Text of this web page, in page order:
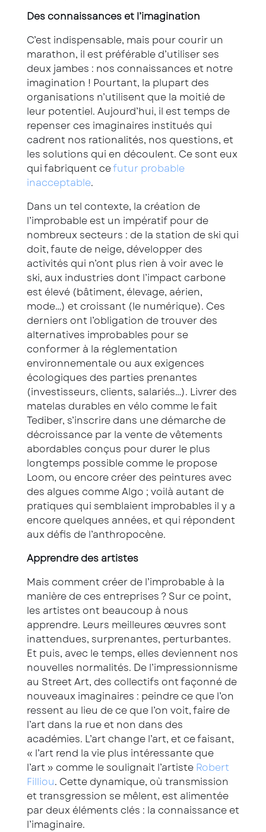
Des connaissances et l’imagination
C’est indispensable, mais pour courir un
marathon, il est préférable d’utiliser ses
deux jambes : nos connaissances et notre
imagination ! Pourtant, la plupart des
organisations n’utilisent que la moitié de
leur potentiel. Aujourd’hui, il est temps de
repenser ces imaginaires institués qui
cadrent nos rationalités, nos questions, et
les solutions qui en découlent. Ce sont eux
qui fabriquent cefutur probable
inacceptable.
Dans un tel contexte, la création de
l’improbable est un impératif pour de
nombreux secteurs : de la station de ski qui
doit, faute de neige, développer des
activités qui n’ont plus rien à voir avec le
ski, aux industries dont l’impact carbone
est élevé (bâtiment, élevage, aérien,
mode…) et croissant (le numérique). Ces
derniers ont l’obligation de trouver des
alternatives improbables pour se
conformer à la réglementation
environnementale ou aux exigences
écologiques des parties prenantes
(investisseurs, clients, salariés…). Livrer des
matelas durables en vélo comme le fait
Tediber, s’inscrire dans une démarche de
décroissance par la vente de vêtements
abordables conçus pour durer le plus
longtemps possible comme le propose
Loom, ou encore créer des peintures avec
des algues comme Algo ; voilà autant de
pratiques qui semblaient improbables il y a
encore quelques années, et qui répondent
aux défis de l’anthropocène.
Apprendre des artistes
Mais comment créer de l’improbable à la
manière de ces entreprises ? Sur ce point,
les artistes ont beaucoup à nous
apprendre. Leurs meilleures œuvres sont
inattendues, surprenantes, perturbantes.
Et puis, avec le temps, elles deviennent nos
nouvelles normalités. De l’impressionnisme
au Street Art, des collectifs ont façonné de
nouveaux imaginaires : peindre ce que l’on
ressent au lieu de ce que l’on voit, faire de
l’art dans la rue et non dans des
académies. L’art change l’art, et ce faisant,
« l’art rend la vie plus intéressante que
l’art » comme le soulignait l’artiste Robert
Filliou. Cette dynamique, où transmission
et transgression se mêlent, est alimentée
par deux éléments clés : la connaissance et
l’imaginaire.